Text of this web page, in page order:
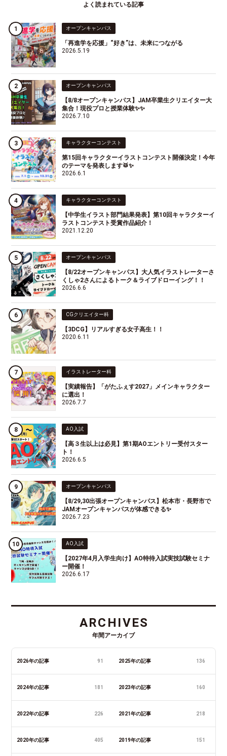
よく読まれている記事
オープンキャンパス
「再進学を応援」“好き”は、未来につながる
2026.5.19
オープンキャンパス
【8/8オープンキャンパス】JAM卒業生クリエイター大
集合！現役プロと授業体験✨✨
2026.7.10
キャラクターコンテスト
第15回キャラクターイラストコンテスト開催決定！今年
のテーマを発表します🥁✨
2026.6.1
キャラクターコンテスト
【中学生イラスト部門結果発表】第10回キャラクターイ
ラストコンテスト受賞作品紹介！
2021.12.20
オープンキャンパス
【8/22オープンキャンパス】大人気イラストレーターさ
くしゃ2さんによるトーク＆ライブドローイング！！
2026.6.6
CGクリエイター科
【3DCG】リアルすぎる女子高生！！
2020.6.11
イラストレーター科
【実績報告】「がたふぇす2027」メインキャラクター
に選出！
2026.7.7
AO入試
【高３生以上は必見】第1期AOエントリー受付スター
ト！
2026.6.5
オープンキャンパス
【8/29,30出張オープンキャンパス】松本市・長野市で
JAMオープンキャンパスが体感できる✨
2026.7.23
AO入試
【2027年4月入学生向け】AO特待入試実技試験セミナ
ー開催！
2026.6.17
ARCHIVES
年間アーカイブ
2026年の記事 91 2025年の記事 136
2024年の記事 181 2023年の記事 160
2022年の記事 226 2021年の記事 218
2020年の記事 405 2019年の記事 151